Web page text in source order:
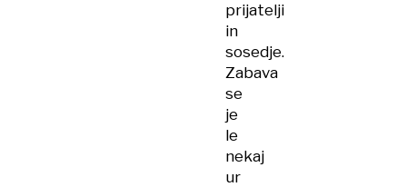
prijatelji
in
sosedje.
Zabava
se
je
le
nekaj
ur